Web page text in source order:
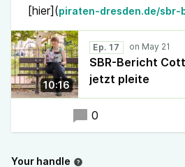
[hier](piraten-dresden.de/sbr-
10:16
Ep. 17
SBR-Bericht
jetzt pleite
0
Your handle